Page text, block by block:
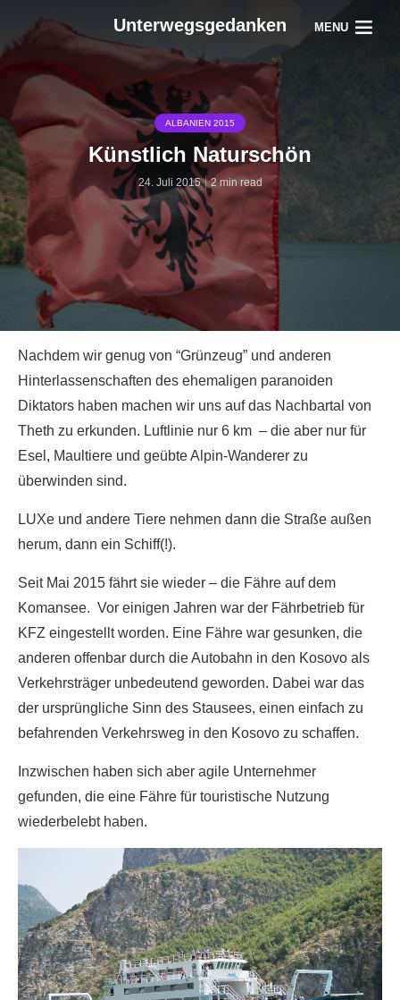
Unterwegsgedanken MENU
ALBANIEN 2015
Künstlich Naturschön
24. Juli 2015 2 min read
Nachdem wir genug von “Grünzeug” und anderen
Hinterlassenschaften des ehemaligen paranoiden
Diktators haben machen wir uns auf das Nachbartal von
Theth zu erkunden. Luftlinie nur 6 km – die aber nur für
Esel, Maultiere und geübte Alpin-Wanderer zu
überwinden sind.
LUXe und andere Tiere nehmen dann die Straße außen
herum, dann ein Schiff(!).
Seit Mai 2015 fährt sie wieder – die Fähre auf dem
Komansee. Vor einigen Jahren war der Fährbetrieb für
KFZ eingestellt worden. Eine Fähre war gesunken, die
anderen offenbar durch die Autobahn in den Kosovo als
Verkehrsträger unbedeutend geworden. Dabei war das
der ursprüngliche Sinn des Stausees, einen einfach zu
befahrenden Verkehrsweg in den Kosovo zu schaffen.
Inzwischen haben sich aber agile Unternehmer
gefunden, die eine Fähre für touristische Nutzung
wiederbelebt haben.